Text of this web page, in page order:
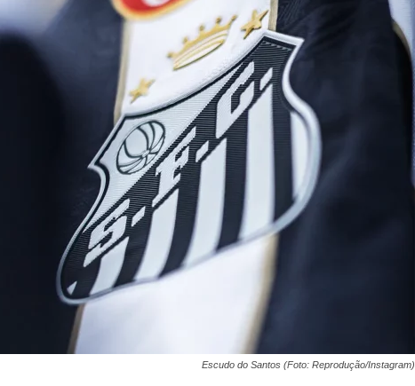
Escudo do Santos (Foto: Reprodução/Instagram)